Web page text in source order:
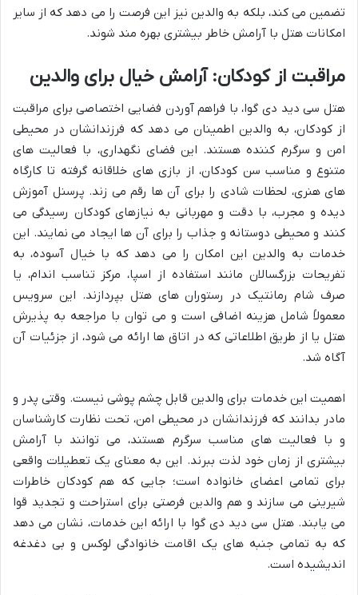
تضمین می کند، بلکه به والدین نیز این فرصت را می دهد که از سایر
امکانات هتل با آرامش خاطر بیشتری بهره مند شوند.
مراقبت از کودکان: آرامش خیال برای والدین
هتل سی دید دی گوا، با فراهم آوردن فضایی اختصاصی برای مراقبت
از کودکان، به والدین اطمینان می دهد که فرزندانشان در محیطی
امن و سرگرم کننده هستند. این فضای نگهداری، با فعالیت های
متنوع و مناسب سن کودکان، از بازی های خلاقانه گرفته تا کارگاه
های هنری، لحظات شادی را برای آن ها رقم می زند. پرسنل آموزش
دیده و مجرب، با دقت و مهربانی به نیازهای کودکان رسیدگی می
کنند و محیطی دوستانه و جذاب را برای آن ها ایجاد می نمایند. این
خدمات به والدین این امکان را می دهد که با خیال آسوده، به
تفریحات بزرگسالان مانند استفاده از اسپا، مرکز تناسب اندام، یا
صرف شام رمانتیک در رستوران های هتل بپردازند. این سرویس
معمولاً شامل هزینه اضافی است و می توان با مراجعه به پذیرش
هتل یا از طریق اطلاعاتی که در اتاق ها ارائه می شود، از جزئیات آن
آگاه شد.
اهمیت این خدمات برای والدین قابل چشم پوشی نیست. وقتی پدر و
مادر بدانند که فرزندانشان در محیطی امن، تحت نظارت کارشناسان
و با فعالیت های مناسب سرگرم هستند، می توانند با آرامش
بیشتری از زمان خود لذت ببرند. این به معنای یک تعطیلات واقعی
برای تمامی اعضای خانواده است؛ جایی که هم کودکان خاطرات
شیرینی می سازند و هم والدین فرصتی برای استراحت و تجدید قوا
می یابند. هتل سی دید دی گوا با ارائه این خدمات، نشان می دهد
که به تمامی جنبه های یک اقامت خانوادگی لوکس و بی دغدغه
اندیشیده است.